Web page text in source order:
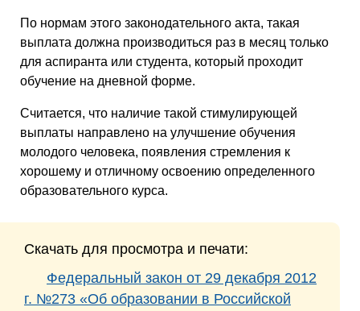
По нормам этого законодательного акта, такая
выплата должна производиться раз в месяц только
для аспиранта или студента, который проходит
обучение на дневной форме.
Считается, что наличие такой стимулирующей
выплаты направлено на улучшение обучения
молодого человека, появления стремления к
хорошему и отличному освоению определенного
образовательного курса.
Скачать для просмотра и печати:
Федеральный закон от 29 декабря 2012
г. №273 «Об образовании в Российской